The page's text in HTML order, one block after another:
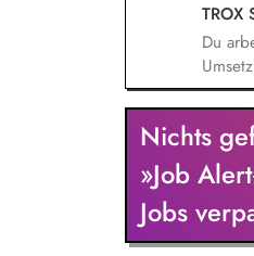
TROX
Du
Nichts
»Job
Jobs